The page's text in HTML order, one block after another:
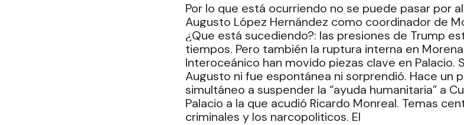
Estados y Municipios Partidos Políticos Poder Judicial
Por lo que está ocurriendo no se puede pasar por
Augusto López Hernández como coordinador de
¿Que está sucediendo?: las presiones de Trump
tiempos. Pero también la ruptura interna en
Interoceánico han movido piezas clave en Palacio.
Augusto ni fue espontánea ni sorprendió. Hace un
simultáneo a suspender la “ayuda humanitaria” a
Palacio a la que acudió Ricardo Monreal. Temas
criminales y los narcopoliticos. El